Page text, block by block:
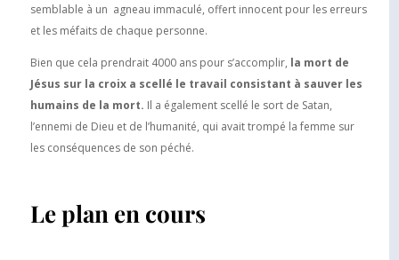
semblable à un agneau immaculé, offert innocent pour les erreurs
et les méfaits de chaque personne.
Bien que cela prendrait 4000 ans pour s’accomplir, la mort de
Jésus sur la croix a scellé le travail consistant à sauver les
humains de la mort. Il a également scellé le sort de Satan,
l’ennemi de Dieu et de l’humanité, qui avait trompé la femme sur
les conséquences de son péché.
Le plan en cours